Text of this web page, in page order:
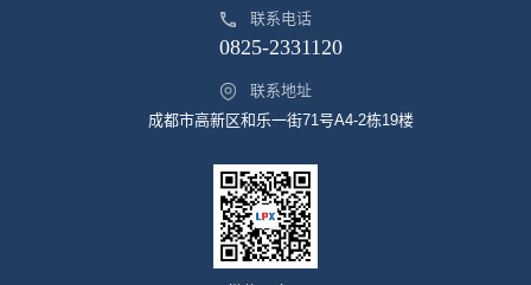
联系电话
0825-2331120
联系地址
成都市高新区和乐一街71号A4-2栋19楼